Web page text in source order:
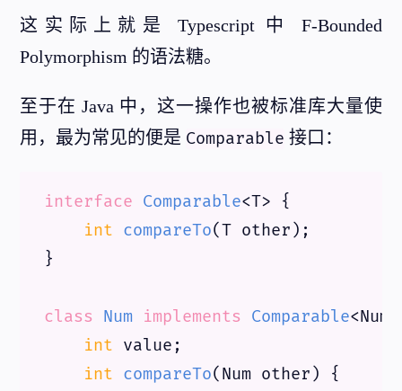
这实际上就是 Typescript 中 F-Bounded
Polymorphism 的语法糖。
至于在 Java 中，这一操作也被标准库大量使
用，最为常见的便是 Comparable 接口：
interface Comparable<T> {
int compareTo(T other) ;
}
class Num implements Comparable
int value;
int compareTo(Num other)
{